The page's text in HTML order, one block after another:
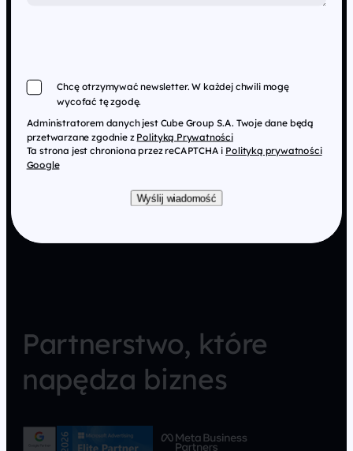
Chcę otrzymywać newsletter. W każdej chwili mogę
wycofać tę zgodę.
Administratorem danych jest Cube Group S.A. Twoje dane będą
przetwarzane zgodnie z Polityką Prywatności
Ta strona jest chroniona przez reCAPTCHA i Polityką prywatności
Google
Wyślij wiadomość
Partnerstwo, które
napędza biznes